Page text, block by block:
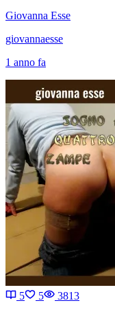
Giovanna Esse
giovannaesse
1 anno fa
5
5 3813